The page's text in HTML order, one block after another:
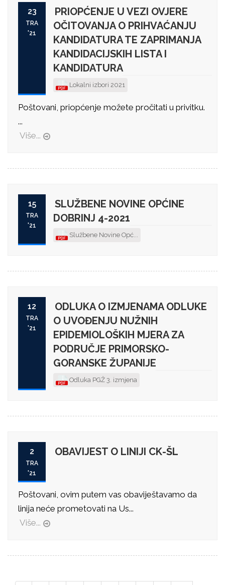
23
TRA
'21
PRIOPĆENJE U VEZI OVJERE
OČITOVANJA O PRIHVAĆANJU
KANDIDATURA TE ZAPRIMANJA
KANDIDACIJSKIH LISTA I
KANDIDATURA
Lokalni izbori 2021
Poštovani, priopćenje možete pročitati u privitku.
...
Više...
15
TRA
'21
SLUŽBENE NOVINE OPĆINE
DOBRINJ 4-2021
Službene Novine Opć...
12
TRA
'21
ODLUKA O IZMJENAMA ODLUKE
O UVOĐENJU NUŽNIH
EPIDEMIOLOŠKIH MJERA ZA
PODRUČJE PRIMORSKO-
GORANSKE ŽUPANIJE
Odluka PGŽ 3. izmjena
2
TRA
'21
OBAVIJEST O LINIJI CK-ŠL
Poštovani, ovim putem vas obaviještavamo da
linija neće prometovati na Us...
Više...